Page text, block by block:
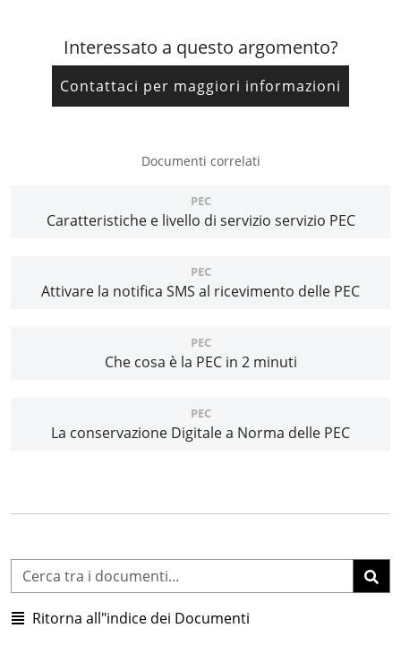
Interessato a questo argomento?
Contattaci per maggiori informazioni
Documenti correlati
PEC
Caratteristiche e livello di servizio servizio PEC
PEC
Attivare la notifica SMS al ricevimento delle PEC
PEC
Che cosa è la PEC in 2 minuti
PEC
La conservazione Digitale a Norma delle PEC
Ritorna all"indice dei Documenti